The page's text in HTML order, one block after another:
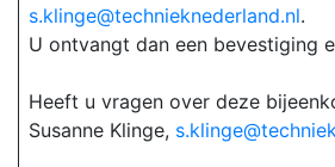
s.klinge@technieknederland.nl.
U ontvangt dan een bevestiging
Heeft u vragen over deze
Susanne Klinge,